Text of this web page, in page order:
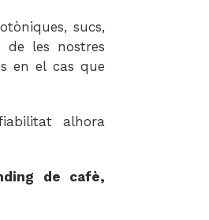
sucs,
de les nostres
en el cas que
alhora
de cafè,